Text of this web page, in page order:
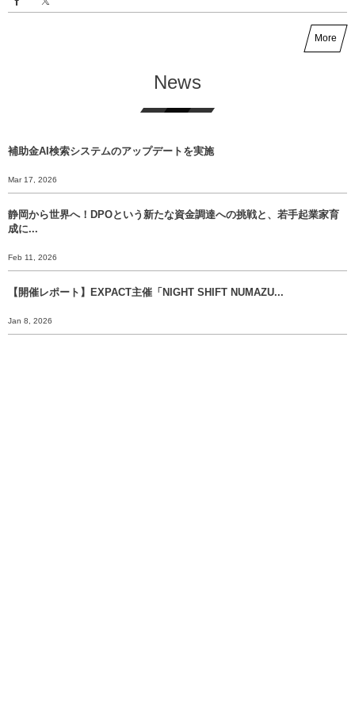
More
News
補助金AI検索システムのアップデートを実施
Mar 17, 2026
静岡から世界へ！DPOという新たな資金調達への挑戦と、若手起業家育
成に...
Feb 11, 2026
【開催レポート】EXPACT主催「NIGHT SHIFT NUMAZU...
Jan 8, 2026